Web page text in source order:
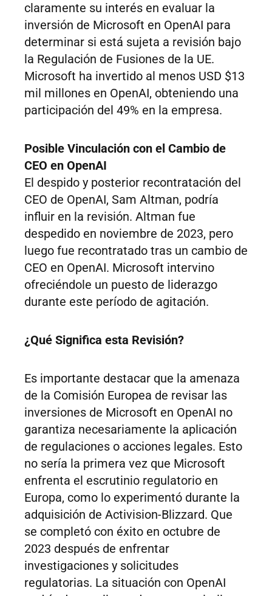
claramente su interés en evaluar la
inversión de Microsoft en OpenAI para
determinar si está sujeta a revisión bajo
la Regulación de Fusiones de la UE.
Microsoft ha invertido al menos USD $13
mil millones en OpenAI, obteniendo una
participación del 49% en la empresa.
Posible Vinculación con el Cambio de
CEO en OpenAI
El despido y posterior recontratación del
CEO de OpenAI, Sam Altman, podría
influir en la revisión. Altman fue
despedido en noviembre de 2023, pero
luego fue recontratado tras un cambio de
CEO en OpenAI. Microsoft intervino
ofreciéndole un puesto de liderazgo
durante este período de agitación.
¿Qué Significa esta Revisión?
Es importante destacar que la amenaza
de la Comisión Europea de revisar las
inversiones de Microsoft en OpenAI no
garantiza necesariamente la aplicación
de regulaciones o acciones legales. Esto
no sería la primera vez que Microsoft
enfrenta el escrutinio regulatorio en
Europa, como lo experimentó durante la
adquisición de Activision-Blizzard. Que
se completó con éxito en octubre de
2023 después de enfrentar
investigaciones y solicitudes
regulatorias. La situación con OpenAI